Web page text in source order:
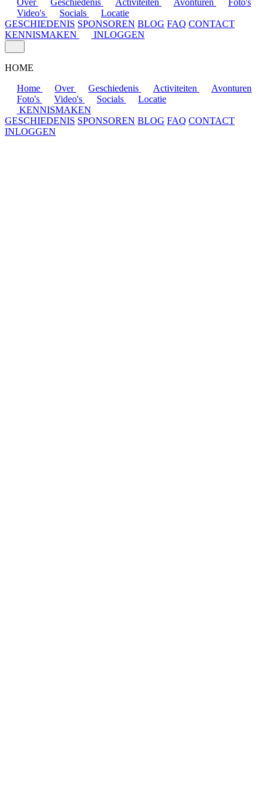
Over Geschiedenis Activiteiten Avonturen
Foto's
Video's
Socials
Locatie
GESCHIEDENIS SPONSOREN BLOG FAQ CONTACT
KENNISMAKEN
INLOGGEN
HOME
Home
Over Geschiedenis Activiteiten
Avonturen
Foto's
Video's Socials
Locatie
KENNISMAKEN
GESCHIEDENIS SPONSOREN BLOG FAQ CONTACT
INLOGGEN